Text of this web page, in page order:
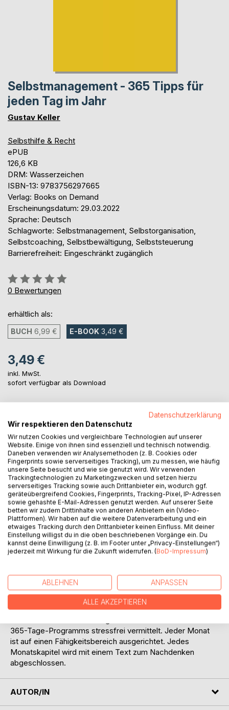
Selbstmanagement - 365 Tipps für
jeden Tag im Jahr
Gustav Keller
Selbsthilfe & Recht
ePUB
126,6 KB
DRM: Wasserzeichen
ISBN-13: 9783756297665
Verlag: Books on Demand
Erscheinungsdatum: 29.03.2022
Sprache: Deutsch
Schlagworte: Selbstmanagement, Selbstorganisation,
Selbstcoaching, Selbstbewältigung, Selbststeuerung
Barrierefreiheit: Eingeschränkt zugänglich
Bewertung::
0%
0 Bewertungen
erhältlich als:
BUCH 6,99 € E-BOOK 3,49 €
3,49 €
inkl. MwSt.
sofort verfügbar als Download
Auf die Merkliste
Titel bewerten
BESCHREIBUNG
gutes Selbstmanagement. Er muss wissen, wie man Ziele
erreicht, die Zeit plant, die geistigen Werkzeuge benutzt,
Emotionen steuert, Gespräche führt, Konflikte bewältigt
und sich entspannt. Die wichtigsten Strategien und
365-Tage-Programms stressfrei vermittelt. Jeder Monat
ist auf einen Fähigkeitsbereich ausgerichtet. Jedes
Monatskapitel wird mit einem Text zum Nachdenken
abgeschlossen.
AUTOR/IN
Datenschutzerklärung
Wir respektieren den Datenschutz
Wir nutzen Cookies und vergleichbare Technologien auf unserer
Website. Einige von ihnen sind essenziell und technisch notwendig.
Daneben verwenden wir Analysemethoden (z. B. Cookies oder
Fingerprints sowie serverseitiges Tracking), um zu messen, wie häufig
unsere Seite besucht und wie sie genutzt wird. Wir verwenden
Trackingtechnologien zu Marketingzwecken und setzen hierzu
serverseitiges Tracking sowie auch Drittanbieter ein, wodurch ggf.
geräteübergreifend Cookies, Fingerprints, Tracking-Pixel, IP-Adressen
sowie gehashte E-Mail-Adressen genutzt werden. Auf unserer Seite
betten wir zudem Drittinhalte von anderen Anbietern ein (Video-
Plattformen). Wir haben auf die weitere Datenverarbeitung und ein
etwaiges Tracking durch den Drittanbieter keinen Einfluss. Mit deiner
Einstellung willigst du in die oben beschriebenen Vorgänge ein. Du
kannst deine Einwilligung (z. B. im Footer unter „Privacy-Einstellungen“)
jederzeit mit Wirkung für die Zukunft widerrufen. (BoD-Impressum)
ABLEHNEN ANPASSEN
ALLE AKZEPTIEREN